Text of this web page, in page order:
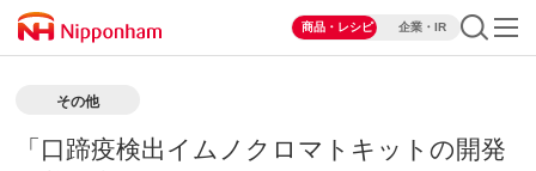
商品・レシピ 企業・IR
その他
「口蹄疫検出イムノクロマトキットの開発